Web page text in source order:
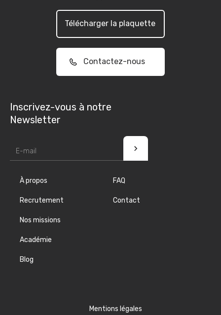
Télécharger la plaquette
Contactez-nous
Inscrivez-vous à notre
Newsletter
À propos
Recrutement
Nos missions
Académie
Blog
FAQ
Contact
Mentions légales